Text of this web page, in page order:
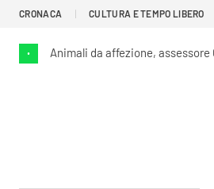
CRONACA CULTURA E TEMPO LIBERO
• Animali da affezione, assessore